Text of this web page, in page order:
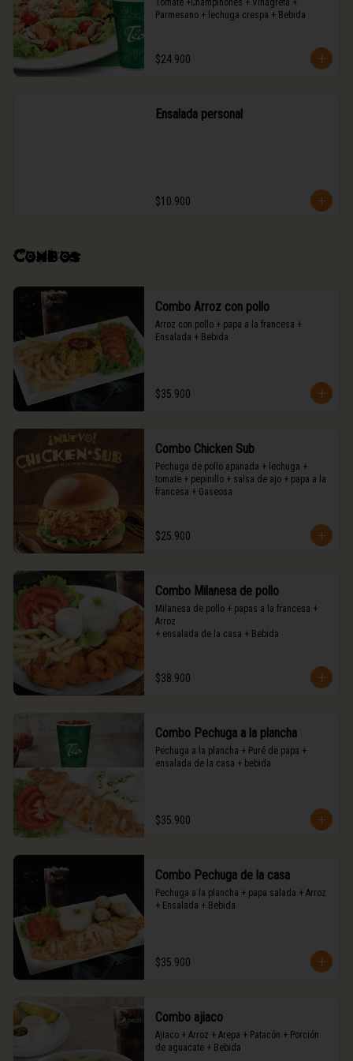
Tomate +Champiñones + Vinagreta +
Parmesano + lechuga crespa + Bebida
$24.900
Ensalada personal
$10.900
Combos
Combo Arroz con pollo
Arroz con pollo + papa a la francesa +
Ensalada + Bebida
$35.900
Combo Chicken Sub
Pechuga de pollo apanada + lechuga +
tomate + pepinillo + salsa de ajo + papa a la
francesa + Gaseosa
$25.900
Combo Milanesa de pollo
Milanesa de pollo + papas a la francesa +
Arroz
+ ensalada de la casa + Bebida
$38.900
Combo Pechuga a la plancha
Pechuga a la plancha + Puré de papa +
ensalada de la casa + bebida
$35.900
Combo Pechuga de la casa
Pechuga a la plancha + papa salada + Arroz
+ Ensalada + Bebida
$35.900
Combo ajiaco
Ajiaco + Arroz + Arepa + Patacón + Porción
de aguacate + Bebida